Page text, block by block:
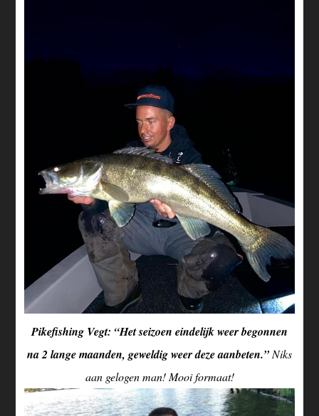
Pikefishing Vegt: “Het seizoen eindelijk weer begonnen
na 2 lange maanden, geweldig weer deze aanbeten.”Niks
aan gelogen man! Mooi formaat!